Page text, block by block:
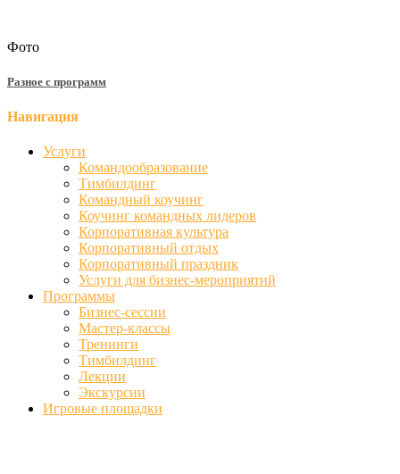
Фото
Разное с программ
Навигация
Услуги
Командообразование
Тимбилдинг
Командный коучинг
Коучинг командных лидеров
Корпоративная культура
Корпоративный отдых
Корпоративный праздник
Услуги для бизнес-мероприятий
Программы
Бизнес-сессии
Мастер-классы
Тренинги
Тимбилдинг
Лекции
Экскурсии
Игровые площадки